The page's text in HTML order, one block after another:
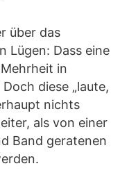
über das
Lügen: Dass eine
in
diese „laute,
nichts
als von einer
Band geratenen